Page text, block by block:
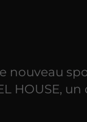
nouveau
HOUSE,